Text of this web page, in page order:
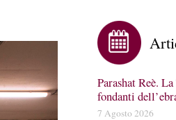
Parashat Reè.
fondanti
7 Agosto 2026